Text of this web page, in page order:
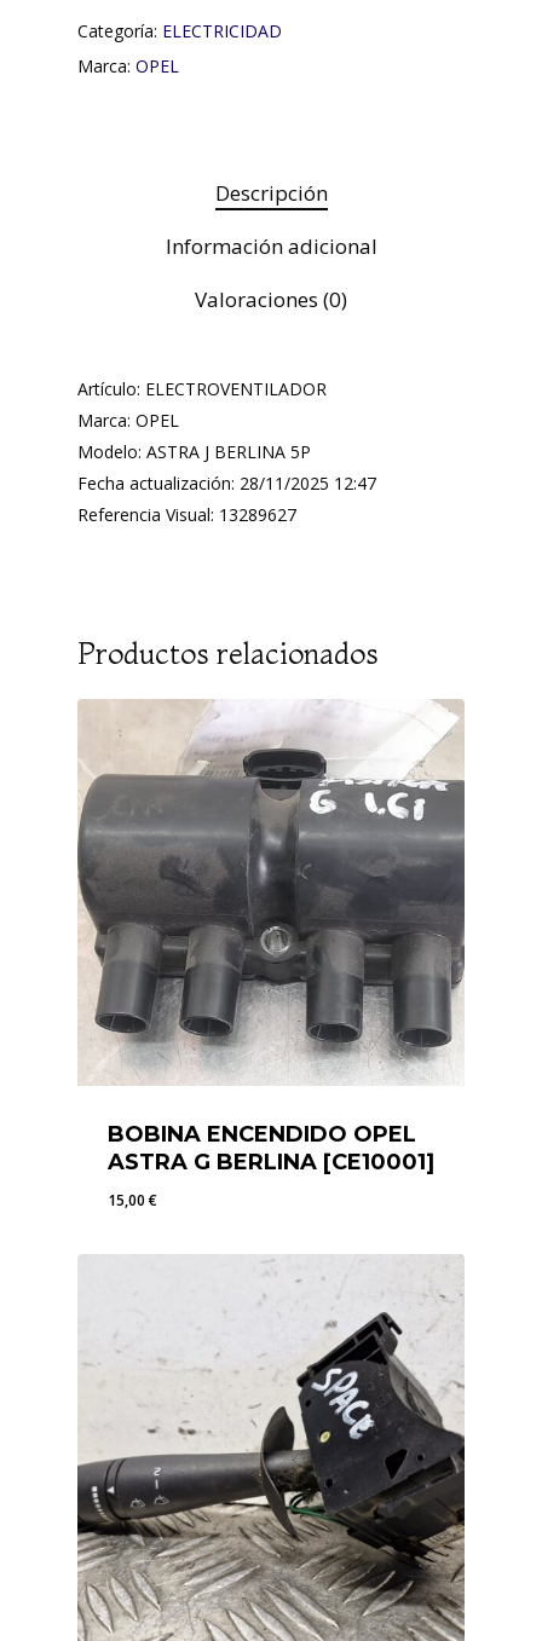
Categoría: ELECTRICIDAD
Marca: OPEL
Descripción
Información adicional
Valoraciones (0)
Artículo: ELECTROVENTILADOR
Marca: OPEL
Modelo: ASTRA J BERLINA 5P
Fecha actualización: 28/11/2025 12:47
Referencia Visual: 13289627
Productos relacionados
BOBINA ENCENDIDO OPEL
ASTRA G BERLINA [CE10001]
15,00€